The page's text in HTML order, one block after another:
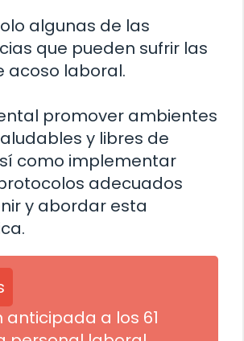
algunas de las
que pueden sufrir las
acoso laboral.
promover ambientes
y libres de
como implementar
adecuados
y abordar esta
anticipada a los 61